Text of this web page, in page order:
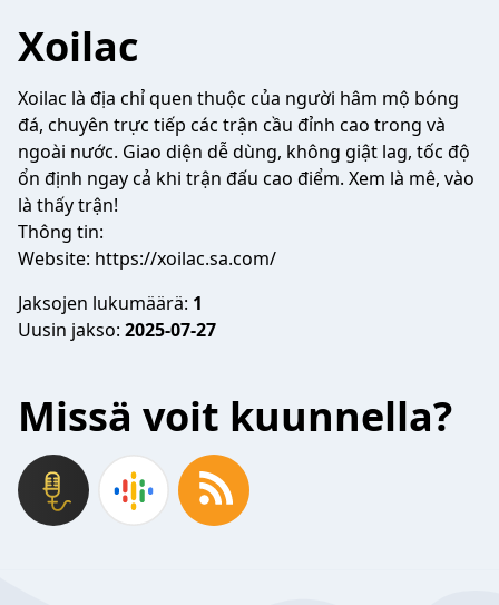
Xoilac
Xoilac là địa chỉ quen thuộc của người hâm mộ bóng
đá, chuyên trực tiếp các trận cầu đỉnh cao trong và
ngoài nước. Giao diện dễ dùng, không giật lag, tốc độ
ổn định ngay cả khi trận đấu cao điểm. Xem là mê, vào
là thấy trận!
Thông tin:
Website: https://xoilac.sa.com/
Jaksojen lukumäärä: 1
Uusin jakso: 2025-07-27
Missä voit kuunnella?